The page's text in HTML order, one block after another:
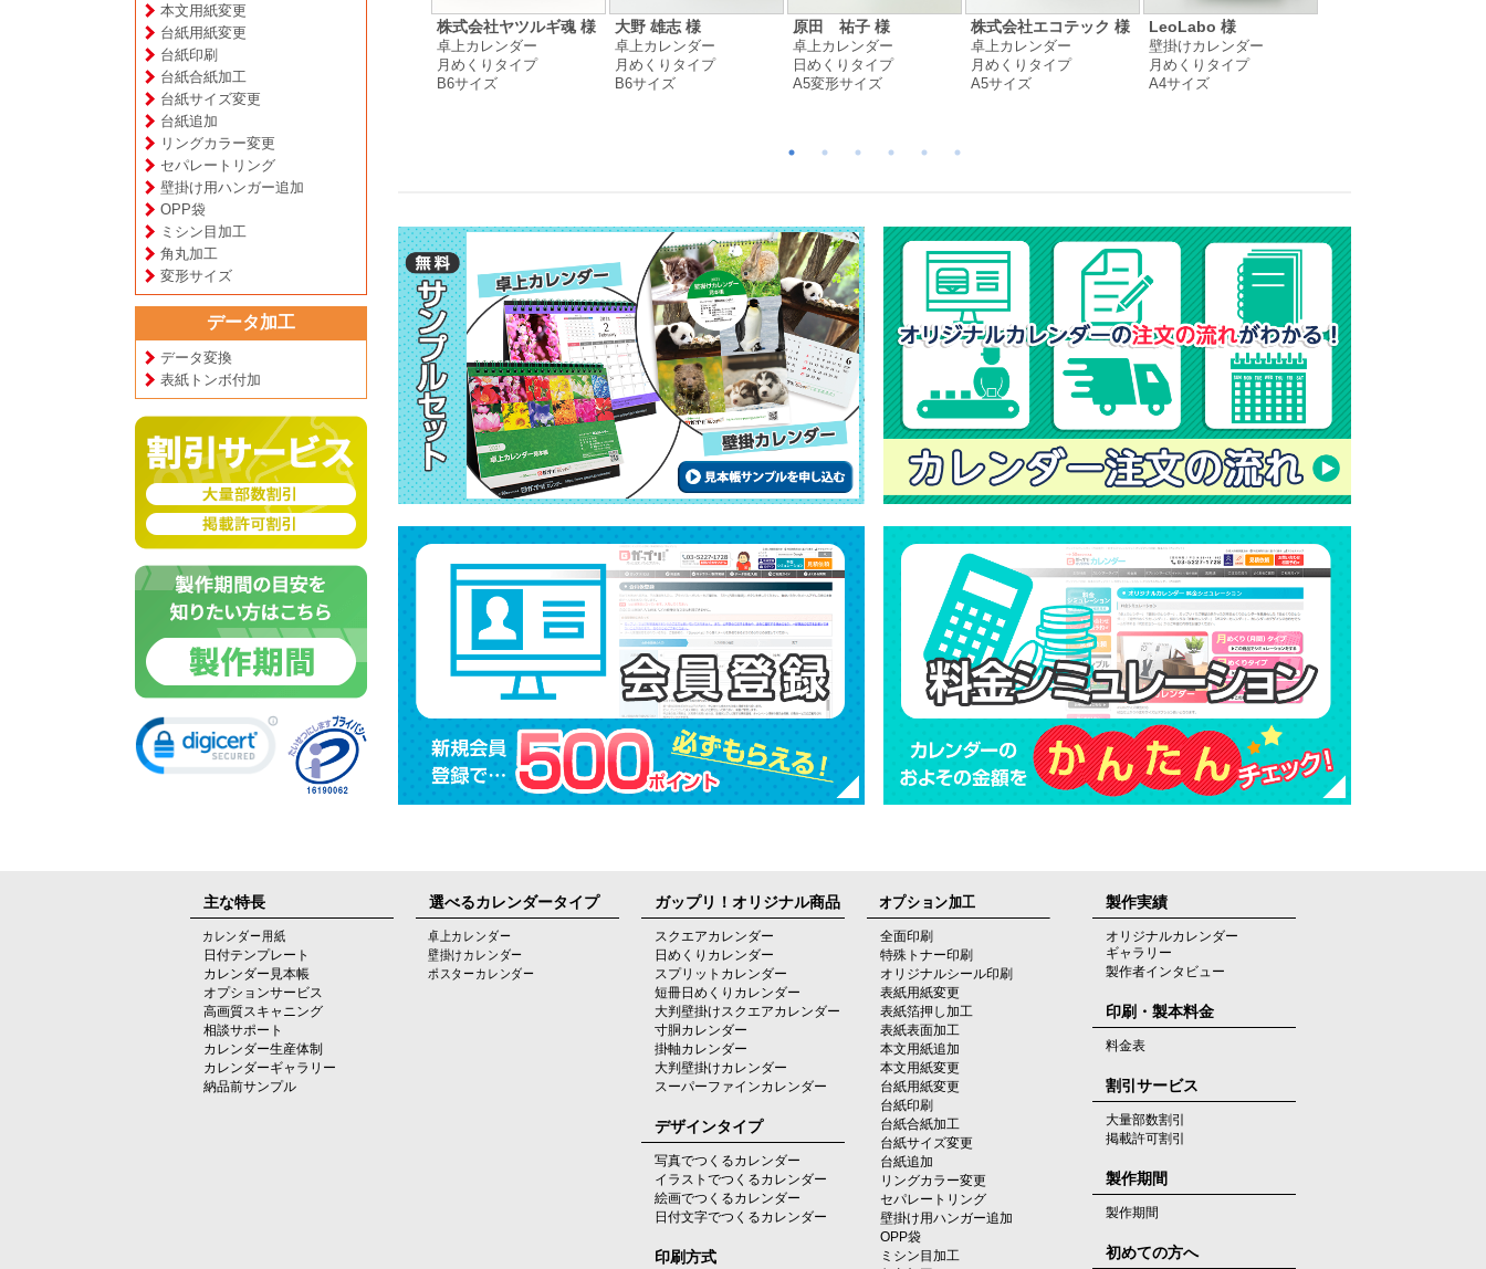
本文用紙変更
台紙用紙変更
台紙印刷
台紙合紙加工
台紙サイズ変更
台紙追加
リングカラー変更
セパレートリング
壁掛け用ハンガー追加
OPP袋
ミシン目加工
角丸加工
変形サイズ
データ加工
データ変換
表紙トンボ付加
岡島 由紀子 様
壁掛けカレンダー
月めくりタイプ
株式会社ヤツルギ魂 様
卓上カレンダー
月めくりタイプ
B6サイズ
大野 雄志 様
卓上カレンダー
月めくりタイプ
B6サイズ
原田 祐子 様
卓上カレンダー
日めくりタイプ
A5変形サイズ
株式会社エコテック 様
卓上カレンダー
月めくりタイプ
A5サイズ
LeoLabo 様
壁掛けカレンダー
月めくりタイプ
A4サイズ
主な特長
カレンダー用紙
日付テンプレート
カレンダー見本帳
オプションサービス
高画質スキャニング
相談サポート
カレンダー生産体制
カレンダーギャラリー
納品前サンプル
選べるカレンダータイプ
卓上カレンダー
壁掛けカレンダー
ポスターカレンダー
ガップリ！オリジナル商品
スクエアカレンダー
日めくりカレンダー
スプリットカレンダー
短冊日めくりカレンダー
大判壁掛けスクエアカレンダー
寸胴カレンダー
掛軸カレンダー
大判壁掛けカレンダー
スーパーファインカレンダー
デザインタイプ
写真でつくるカレンダー
イラストでつくるカレンダー
絵画でつくるカレンダー
日付文字でつくるカレンダー
印刷方式
オプション加工
全面印刷
特殊トナー印刷
オリジナルシール印刷
表紙用紙変更
表紙箔押し加工
表紙表面加工
本文用紙追加
本文用紙変更
台紙用紙変更
台紙印刷
台紙合紙加工
台紙サイズ変更
台紙追加
リングカラー変更
セパレートリング
壁掛け用ハンガー追加
OPP袋
ミシン目加工
製作実績
オリジナルカレンダー
ギャラリー
製作者インタビュー
印刷・製本料金
料金表
割引サービス
大量部数割引
掲載許可割引
製作期間
製作期間
初めての方へ